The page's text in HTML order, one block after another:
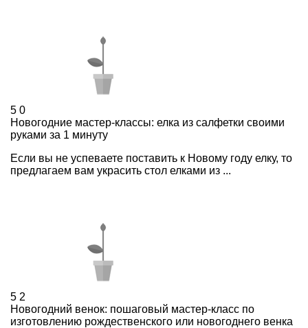
5 0
Новогодние мастер-классы: елка из салфетки своими
руками за 1 минуту
Если вы не успеваете поставить к Новому году елку, то
предлагаем вам украсить стол елками из ...
5 2
Новогодний венок: пошаговый мастер-класс по
изготовлению рождественского или новогоднего венка